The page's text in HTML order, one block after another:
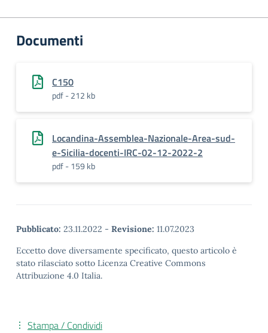
Documenti
C150
pdf - 212 kb
Locandina-Assemblea-Nazionale-Area-sud-
e-Sicilia-docenti-IRC-02-12-2022-2
pdf - 159 kb
Pubblicato: 23.11.2022 - Revisione: 11.07.2023
Eccetto dove diversamente specificato, questo articolo è
stato rilasciato sotto Licenza Creative Commons
Attribuzione 4.0 Italia.
Stampa / Condividi